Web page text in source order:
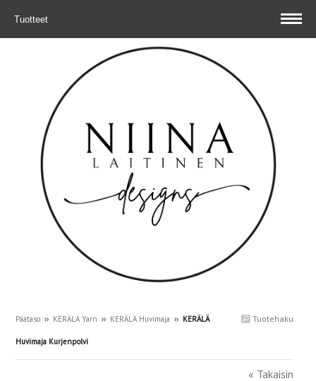
Tuotteet
Tuotehaku
Päätaso ›› KERÄLÄ Yarn ›› KERÄLÄ Huvimaja ›› KERÄLÄ
Huvimaja Kurjenpolvi
« Takaisin